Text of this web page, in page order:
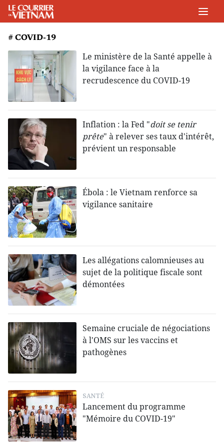
# COVID-19
Le ministère de la Santé appelle à
la vigilance face à la
recrudescence du COVID-19
Inflation : la Fed "doit se tenir
prête" à relever ses taux d'intérêt,
prévient un responsable
Ébola : le Vietnam renforce sa
vigilance sanitaire
Les allégations calomnieuses au
sujet de la politique fiscale sont
démontées
Semaine cruciale de négociations
à l'OMS sur les vaccins et
pathogènes
SANTÉ
Lancement du programme
"Mémoire du COVID-19"